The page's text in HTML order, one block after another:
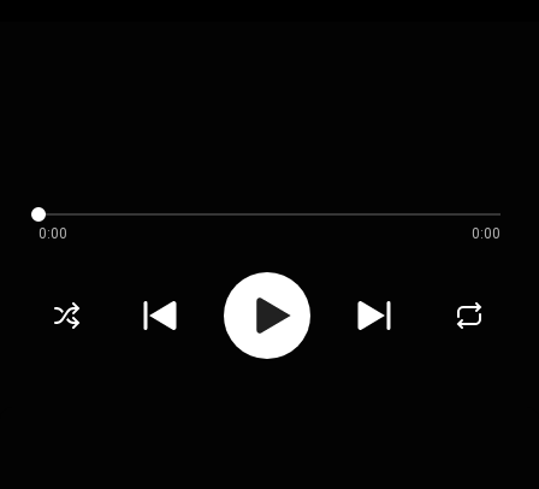
0:00 0:00